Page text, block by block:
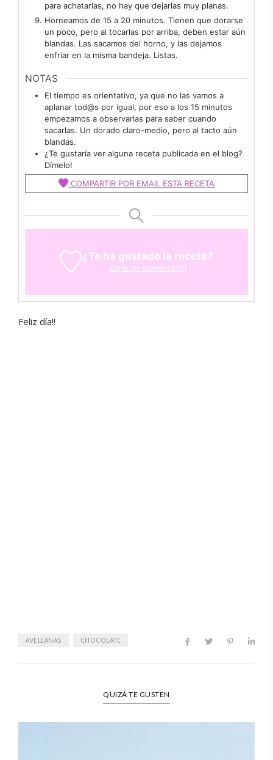
para achatarlas, no hay que dejarlas muy planas.
Horneamos de 15 a 20 minutos. Tienen que dorarse
un poco, pero al tocarlas por arriba, deben estar aún
blandas. Las sacamos del horno, y las dejamos
enfriar en la misma bandeja. Listas.
NOTAS
El tiempo es orientativo, ya que no las vamos a
aplanar tod@s por igual, por eso a los 15 minutos
empezamos a observarlas para saber cuando
sacarlas. Un dorado claro-medio, pero al tacto aún
blandas.
¿Te gustaría ver alguna receta publicada en el blog?
Dímelo!
COMPARTIR POR EMAIL ESTA RECETA
¿Te ha gustado la receta?
¡Deja un comentario!
Feliz día!!
AVELLANAS CHOCOLATE
QUIZÁ TE GUSTEN